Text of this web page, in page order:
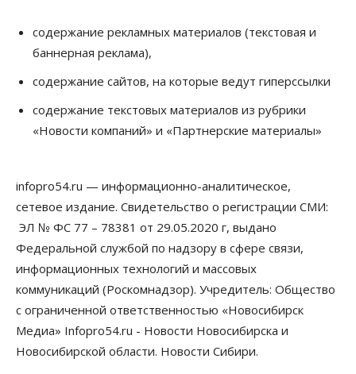
заключили под стражу
07 Августа 2026, 10:15
Общество
Новосибирской области, но режима ЧС не будет
07 Августа 2026, 10:00
выстраивают системы защиты от атак БПЛА
07 Августа 2026, 09:00
По «Сибэлектротерму» выдали исполнительные
листы на полмиллиарда рублей
07 Августа 2026, 08:00
Бизнес Власть Медицина Общество
Искусственный интеллект предлагают
привлекать к разработке новых лекарств в
России
содержание рекламных материалов (текстовая и
баннерная реклама),
содержание сайтов, на которые ведут гиперссылки
содержание текстовых материалов из рубрики
«Новости компаний» и «Партнерские материалы»
infopro54.ru — информационно-аналитическое,
сетевое издание. Свидетельство о регистрации СМИ:
ЭЛ № ФС 77 – 78381 от 29.05.2020 г, выдано
Федеральной службой по надзору в сфере связи,
информационных технологий и массовых
коммуникаций (Роскомнадзор). Учредитель: Общество
с ограниченной ответственностью «Новосибирск
Медиа» Infopro54.ru - Новости Новосибирска и
Новосибирской области. Новости Сибири.